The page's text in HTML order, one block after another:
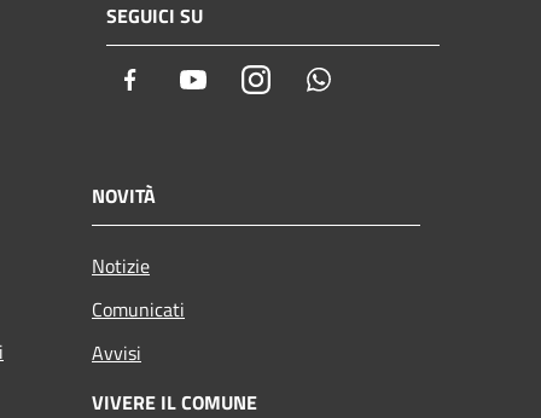
SEGUICI SU
Facebook YoutubeInstagram
NOVITÀ
Notizie
Comunicati
Avvisi
VIVERE IL COMUNE